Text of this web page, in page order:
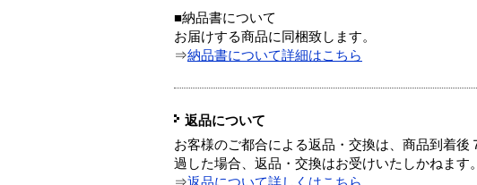
■納品書について
お届けする商品に同梱致します。
⇒納品書について詳細はこちら
返品について
お客様のご都合による返品・交換は、商品到着
過した場合、返品・交換はお受けいたしかねます。